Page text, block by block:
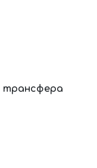
трансфера